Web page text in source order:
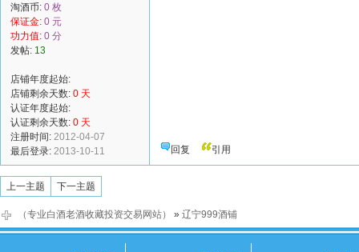
淘酒币: 0 枚
保证金: 0 元
功力值: 0 分
发帖: 13
店铺年度起始:
店铺剩余天数: 0 天
认证年度起始:
认证剩余天数: 0 天
注册时间: 2012-04-07
最后登录: 2013-10-11 回复 引用
上一主题 下一主题
（专业白酒老酒收藏投资交易网站） » 辽宁999酒铺